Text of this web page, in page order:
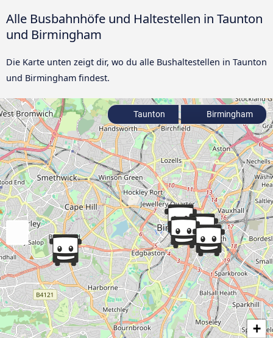
Alle Busbahnhöfe und Haltestellen in Taunton
und Birmingham
Die Karte unten zeigt dir, wo du alle Bushaltestellen in Taunton
und Birmingham findest.
+
Taunton Birmingham